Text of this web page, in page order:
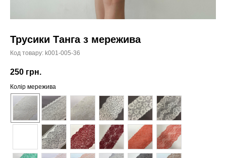
Трусики Танга з мережива
Код товару: k001-005-36
250 грн.
Колір мережива